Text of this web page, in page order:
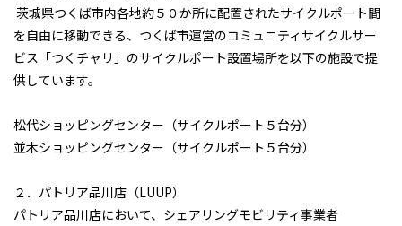
茨城県つくば市内各地約５０か所に配置されたサイクルポート間
を自由に移動できる、つくば市運営のコミュニティサイクルサー
ビス「つくチャリ」のサイクルポート設置場所を以下の施設で提
供しています。
松代ショッピングセンター（サイクルポート５台分）
並木ショッピングセンター（サイクルポート５台分）
２．パトリア品川店（LUUP）
パトリア品川店において、シェアリングモビリティ事業者